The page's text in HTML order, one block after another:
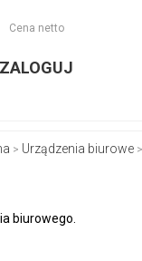
Cena netto
ZALOGUJ
> Urządzenia biurowe >
biurowego.